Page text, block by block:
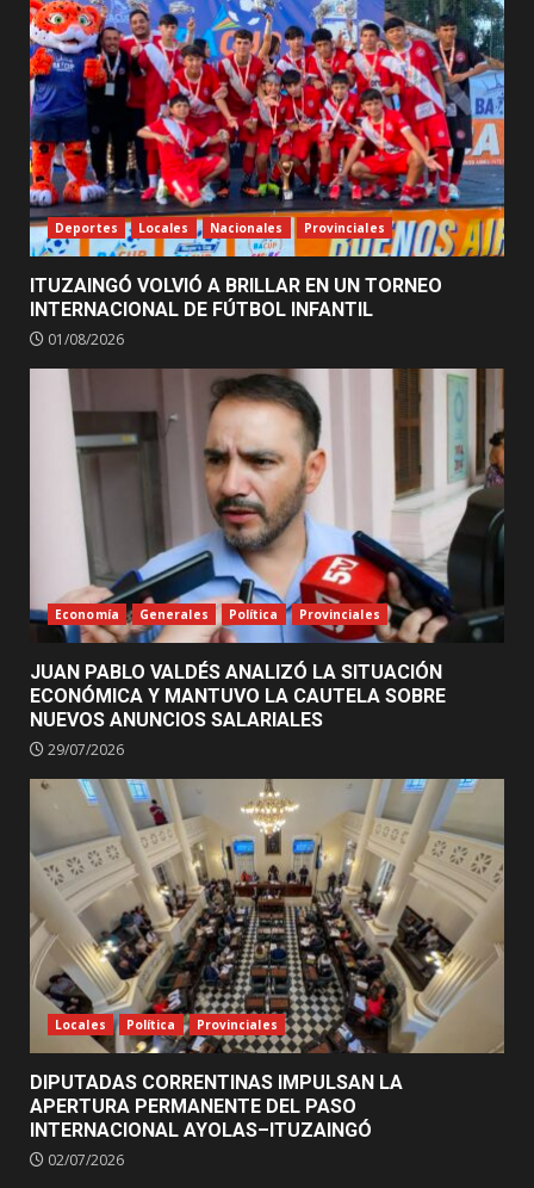
Deportes Locales Nacionales Provinciales
ITUZAINGÓ VOLVIÓ A BRILLAR EN UN TORNEO
INTERNACIONAL DE FÚTBOL INFANTIL
01/08/2026
Economía Generales Política Provinciales
JUAN PABLO VALDÉS ANALIZÓ LA SITUACIÓN
ECONÓMICA Y MANTUVO LA CAUTELA SOBRE
NUEVOS ANUNCIOS SALARIALES
29/07/2026
Locales Política Provinciales
DIPUTADAS CORRENTINAS IMPULSAN LA
APERTURA PERMANENTE DEL PASO
INTERNACIONAL AYOLAS–ITUZAINGÓ
02/07/2026